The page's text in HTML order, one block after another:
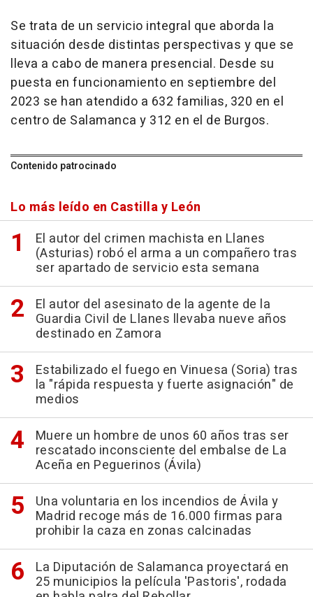
Se trata de un servicio integral que aborda la
situación desde distintas perspectivas y que se
lleva a cabo de manera presencial. Desde su
puesta en funcionamiento en septiembre del
2023 se han atendido a 632 familias, 320 en el
centro de Salamanca y 312 en el de Burgos.
Contenido patrocinado
Lo más leído en Castilla y León
El autor del crimen machista en Llanes
(Asturias) robó el arma a un compañero tras
ser apartado de servicio esta semana
El autor del asesinato de la agente de la
Guardia Civil de Llanes llevaba nueve años
destinado en Zamora
Estabilizado el fuego en Vinuesa (Soria) tras
la "rápida respuesta y fuerte asignación" de
medios
Muere un hombre de unos 60 años tras ser
rescatado inconsciente del embalse de La
Aceña en Peguerinos (Ávila)
Una voluntaria en los incendios de Ávila y
Madrid recoge más de 16.000 firmas para
prohibir la caza en zonas calcinadas
La Diputación de Salamanca proyectará en
25 municipios la película 'Pastoris', rodada